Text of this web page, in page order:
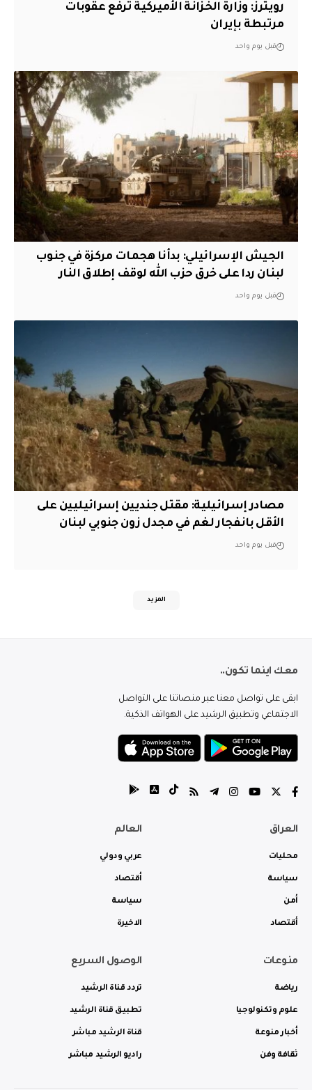
‏رويترز: وزارة الخزانة الأميركية ترفع عقوبات
مرتبطة بإيران
قبل يوم واحد
الجيش الإسرائيلي: بدأنا هجمات مركزة في جنوب
لبنان ردا على خرق حزب الله لوقف إطلاق النار
قبل يوم واحد
مصادر إسرائيلية: مقتل جنديين إسرائيليين على
الأقل بانفجار لغم في مجدل زون جنوبي لبنان
قبل يوم واحد
المزيد
معك اينما تكون..
ابقى على تواصل معنا عبر منصاتنا على التواصل
الاجتماعي وتطبيق الرشيد على الهواتف الذكية.
العراق
محليات
سياسة
أمن
أقتصاد
العالم
عربي ودولي
أقتصاد
سياسة
الاخيرة
منوعات
رياضة
علوم وتكنولوجيا
أخبار منوعة
ثقافة وفن
الوصول السريع
تردد قناة الرشيد
تطبيق قناة الرشيد
قناة الرشيد مباشر
راديو الرشيد مباشر